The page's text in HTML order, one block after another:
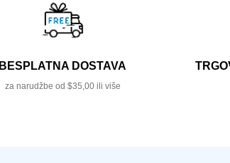
BESPLATNA DOSTAVA
za narudžbe od $35,00 ili više